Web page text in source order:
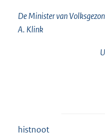
De Minister van
A. Klink
histnoot